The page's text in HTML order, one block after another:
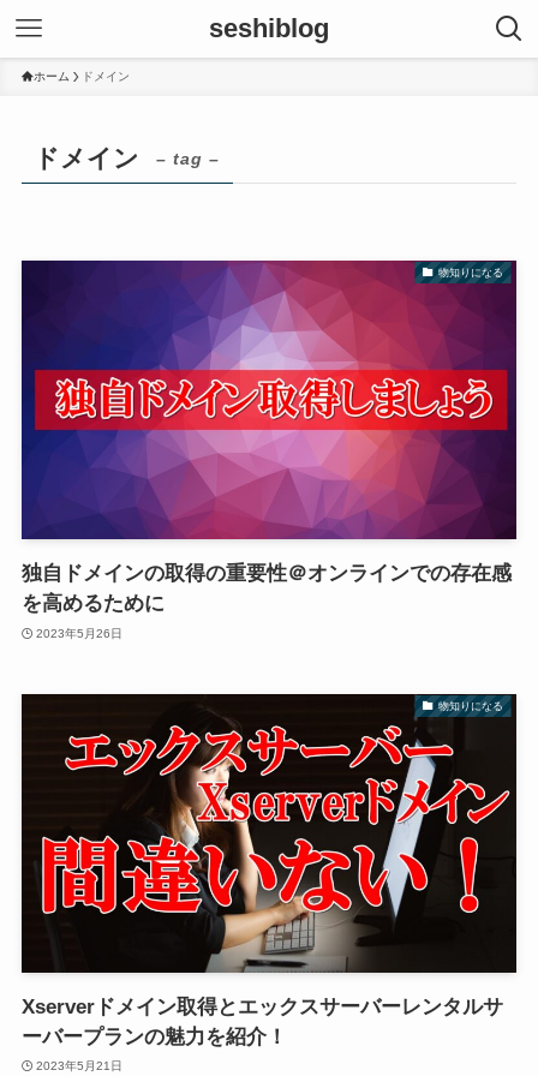
seshiblog
ホーム ドメイン
ドメイン – tag –
物知りになる
独自ドメインの取得の重要性＠オンラインでの存在感
を高めるために
2023年5月26日
物知りになる
Xserverドメイン取得とエックスサーバーレンタルサ
ーバープランの魅力を紹介！
2023年5月21日